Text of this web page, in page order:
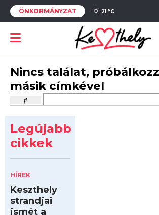
ÖNKORMÁNYZAT 21 °C
Nincs találat,
másik címkével
Legújabb
cikkek
HÍREK
Keszthely
strandjai
ismét a